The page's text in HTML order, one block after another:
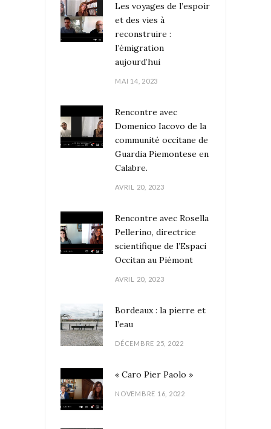
Les voyages de l’espoir
et des vies à
reconstruire :
l’émigration
aujourd’hui
MAI 14, 2023
Rencontre avec
Domenico Iacovo de la
communité occitane de
Guardia Piemontese en
Calabre.
AVRIL 20, 2023
Rencontre avec Rosella
Pellerino, directrice
scientifique de l’Espaci
Occitan au Piémont
AVRIL 20, 2023
Bordeaux : la pierre et
l’eau
DÉCEMBRE 25, 2022
« Caro Pier Paolo »
NOVEMBRE 16, 2022